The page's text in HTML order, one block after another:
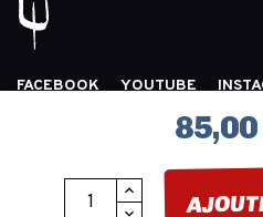
85,00
FACEBOOK YOUTUBE
COPYRIGHT 2026 © LÉGION
- CRÉATION :INNLOG